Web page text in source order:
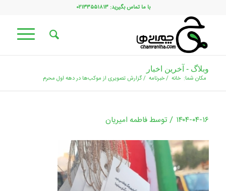
با ما تماس بگیرید: ۰۲۱۳۳۵۵۱۸۱۳
وبلاگ - آخرین اخبار
مکان شما: خانه /خبرنامه /گزارش تصویری از موکب‌ها در دهه اول محرم
۱۴۰۴-۰۴-۱۶ / توسطفاطمه امیریان